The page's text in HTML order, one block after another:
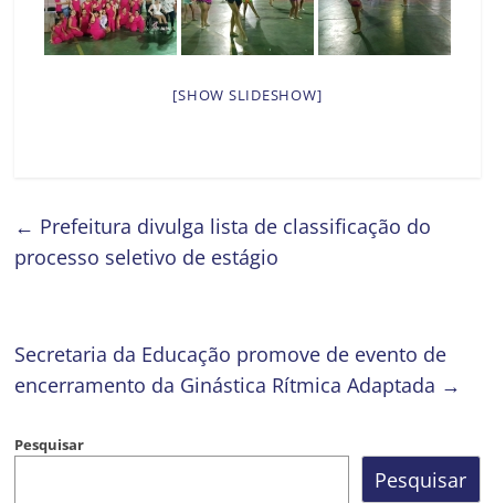
[SHOW SLIDESHOW]
← Prefeitura divulga lista de classificação do
processo seletivo de estágio
Secretaria da Educação promove de evento de
encerramento da Ginástica Rítmica Adaptada →
Pesquisar
Pesquisar